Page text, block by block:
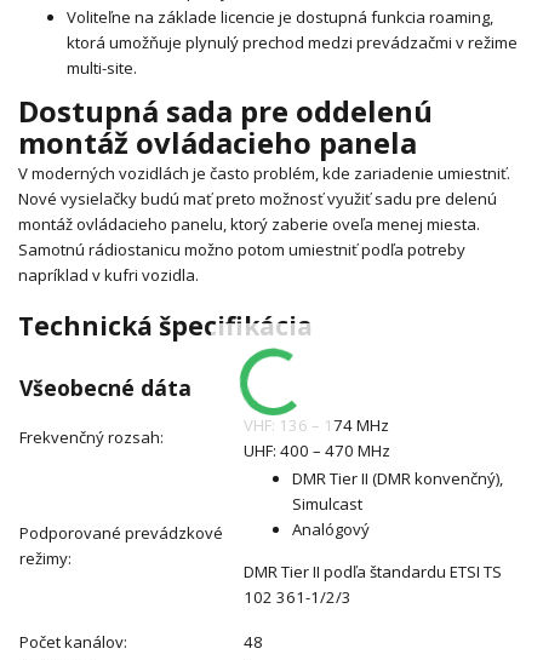
Voliteľne na základe licencie je dostupná funkcia roaming,
ktorá umožňuje plynulý prechod medzi prevádzačmi v režime
multi-site.
Dostupná sada pre oddelenú
montáž ovládacieho panela
V moderných vozidlách je často problém, kde zariadenie umiestniť.
Nové vysielačky budú mať preto možnosť využiť sadu pre delenú
montáž ovládacieho panelu, ktorý zaberie oveľa menej miesta.
Samotnú rádiostanicu možno potom umiestniť podľa potreby
napríklad v kufri vozidla.
Technická špecifikácia
Všeobecné dáta
Frekvenčný rozsah:
VHF: 136 – 174 MHz
UHF: 400 – 470 MHz
Podporované prevádzkové
režimy:
DMR Tier II (DMR konvenčný),
Simulcast
Analógový
DMR Tier II podľa štandardu ETSI TS
102 361-1/2/3
Počet kanálov:
48